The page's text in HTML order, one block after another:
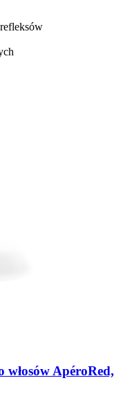
ApéroRed,